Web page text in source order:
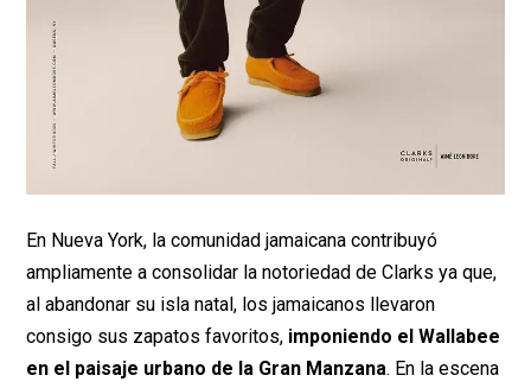
En Nueva York, la comunidad jamaicana contribuyó
ampliamente a consolidar la notoriedad de Clarks ya que,
al abandonar su isla natal, los jamaicanos llevaron
consigo sus zapatos favoritos, imponiendo el Wallabee
en el paisaje urbano de la Gran Manzana. En la escena